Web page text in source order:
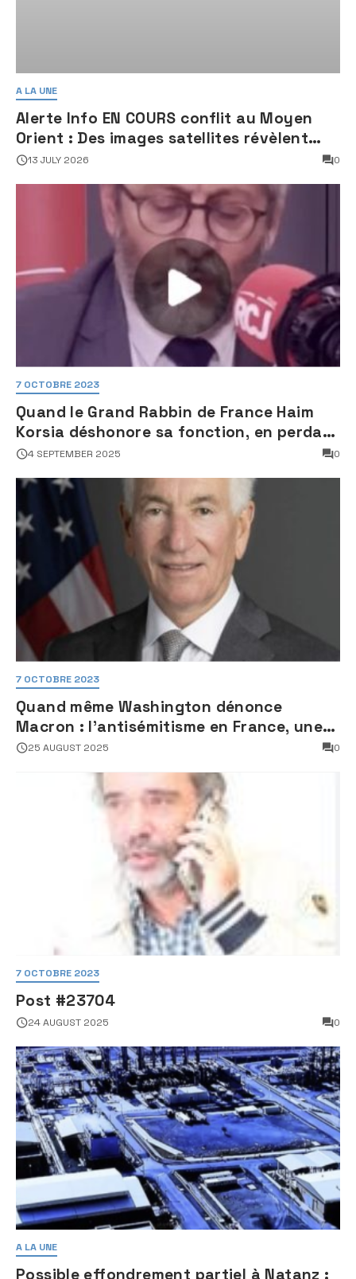
A LA UNE
Alerte Info EN COURS conflit au Moyen
Orient : Des images satellites révèlent
une activité jugée « inquiétante » sur
13 JULY 2026 0
7 OCTOBRE 2023
Quand le Grand Rabbin de France Haim
Korsia déshonore sa fonction, en perdant
son sang froid
4 SEPTEMBER 2025 0
7 OCTOBRE 2023
Quand même Washington dénonce
Macron : l’antisémitisme en France, une
faillite d’État
25 AUGUST 2025 0
7 OCTOBRE 2023
Post #23704
24 AUGUST 2025 0
A LA UNE
Possible effondrement partiel à Natanz :